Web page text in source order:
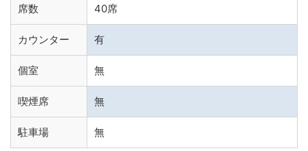
席数 40席
カウンター 有
個室 無
喫煙席 無
駐車場 無